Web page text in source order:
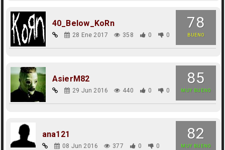
78
BUENO
40_Below_KoRn
28 Ene 2017 358 0 0
85
MUY BUENO
AsierM82
29 Jun 2016 440 0 0
82
MUY BUENO
ana121
08 Jun 2016 377 0 0